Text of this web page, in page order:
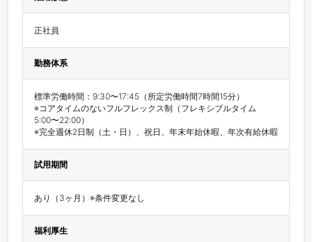
正社員
勤務体系
標準労働時間：9:30〜17:45（所定労働時間7時間15分）
※コアタイムのないフルフレックス制（フレキシブルタイム
5:00〜22:00）
※完全週休2日制（土・日）、祝日、年末年始休暇、年次有給休暇
試用期間
あり（3ヶ月）※条件変更なし
福利厚生